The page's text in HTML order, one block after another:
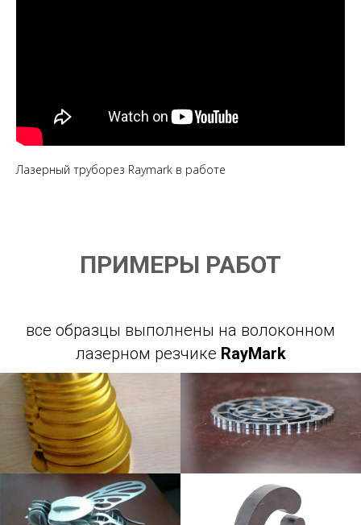
Лазерный труборез Raymark в работе
ПРИМЕРЫ РАБОТ
все образцы выполнены на волоконном
лазерном резчике RayMark